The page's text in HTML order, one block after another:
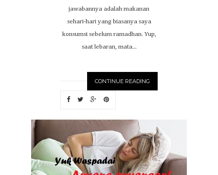
jawabannya adalah makanan
sehari-hari yang biasanya saya
konsumsi sebelum ramadhan. Yup,
saat lebaran, mata...
CONTINUE READING